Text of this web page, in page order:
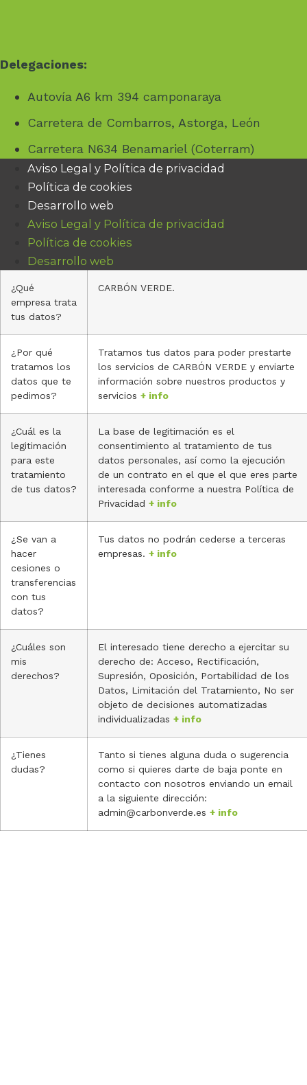
Delegaciones:
Autovía A6 km 394 camponaraya
Carretera de Combarros, Astorga, León
Carretera N634 Benamariel (Coterram)
Aviso Legal y Política de privacidad
Política de cookies
Desarrollo web
Aviso Legal y Política de privacidad
Política de cookies
Desarrollo web
¿Qué
empresa trata
tus datos?
CARBÓN VERDE.
¿Por qué
tratamos los
datos que te
pedimos?
Tratamos tus datos para poder prestarte
los servicios de CARBÓN VERDE y enviarte
información sobre nuestros productos y
servicios + info
¿Cuál es la
legitimación
para este
tratamiento
de tus datos?
La base de legitimación es el
consentimiento al tratamiento de tus
datos personales, así como la ejecución
de un contrato en el que el que eres parte
interesada conforme a nuestra Política de
Privacidad + info
¿Se van a
hacer
cesiones o
transferencias
con tus
datos?
Tus datos no podrán cederse a terceras
empresas. + info
¿Cuáles son
mis
derechos?
El interesado tiene derecho a ejercitar su
derecho de: Acceso, Rectificación,
Supresión, Oposición, Portabilidad de los
Datos, Limitación del Tratamiento, No ser
objeto de decisiones automatizadas
individualizadas + info
¿Tienes
dudas?
Tanto si tienes alguna duda o sugerencia
como si quieres darte de baja ponte en
contacto con nosotros enviando un email
a la siguiente dirección:
admin@carbonverde.es + info